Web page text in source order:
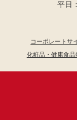
平日
コーポレートサ
化粧品・健康食品